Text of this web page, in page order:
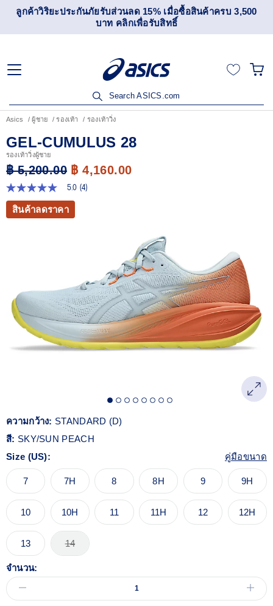
ลูกค้าวิริยะประกันภัยรับส่วนลด 15% เมื่อซื้อสินค้าครบ 3,500
บาท คลิกเพื่อรับสิทธิ์
Search ASICS.com
Asics ผู้ชาย รองเท้า รองเท้าวิ่ง
GEL-CUMULUS 28
รองเท้าวิ่งผู้ชาย
฿ 5,200.00 ฿ 4,160.00
5.0
จาก
ดาว
ลิงก์
หน้า
เดียวกัน
5.0 (4)
สินค้าลดราคา
ความกว้าง: STANDARD (D)
สี: SKY/SUN PEACH
Size (US):
คู่มือขนาด
7 7H 8 8H 9 9H
10 10H 11 11H 12 12H
13 14
จำนวน: